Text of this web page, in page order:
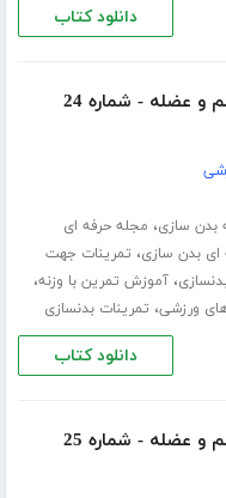
دانلود کتاب
و عضله - شماره 24
بدن سازی، مجله حرفه ای
بدن سازی، تمرینات جهت
،آموزش تمرین با وزنه،
ورزشی، تمرینات بدنسازی
دانلود کتاب
و عضله - شماره 25